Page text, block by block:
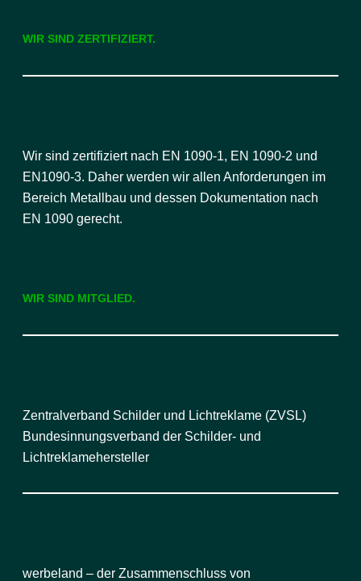
WIR SIND ZERTIFIZIERT.
Wir sind zertifiziert nach EN 1090-1, EN 1090-2 und
EN1090-3. Daher werden wir allen Anforderungen im
Bereich Metallbau und dessen Dokumentation nach
EN 1090 gerecht.
WIR SIND MITGLIED.
Zentralverband Schilder und Lichtreklame (ZVSL)
Bundesinnungsverband der Schilder- und
Lichtreklamehersteller
werbeland – der Zusammenschluss von